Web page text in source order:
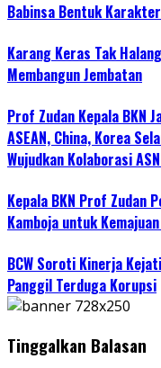
Babinsa Bentuk
Karang Keras Tak
Membangun Jembatan
Prof Zudan Kepala BKN
ASEAN, China, Korea
Wujudkan Kolaborasi ASN
Kepala BKN Prof Zudan
Kamboja untuk
BCW Soroti Kinerja
Panggil Terduga Korupsi
Tinggalkan Balasan